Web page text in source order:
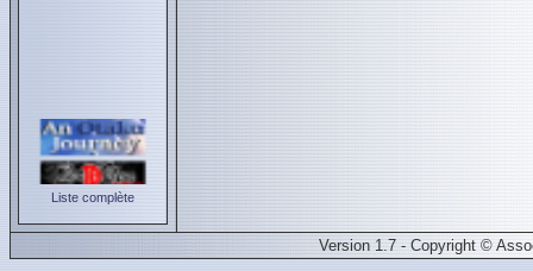
Liste complète
Version 1.7 - Copyright ©